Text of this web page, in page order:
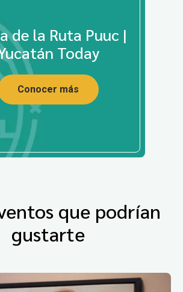
de la Ruta Puuc |
Today
Conocer más
que podrían
gustarte